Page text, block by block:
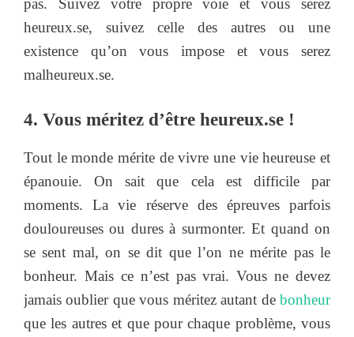
heureux.se, suivez celle des autres ou une
existence qu’on vous impose et vous serez
malheureux.se.
4. Vous méritez d’être heureux.se !
Tout le monde mérite de vivre une vie heureuse et
épanouie. On sait que cela est difficile par
moments. La vie réserve des épreuves parfois
douloureuses ou dures à surmonter. Et quand on
se sent mal, on se dit que l’on ne mérite pas le
bonheur. Mais ce n’est pas vrai. Vous ne devez
jamais oublier que vous méritez autant de bonheur
que les autres et que pour chaque problème, vous